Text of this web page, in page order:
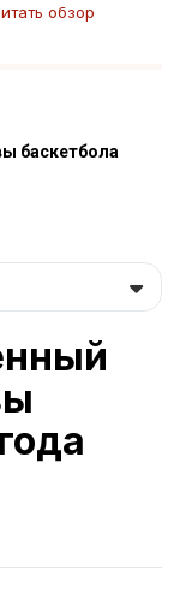
обзор
баскетбола